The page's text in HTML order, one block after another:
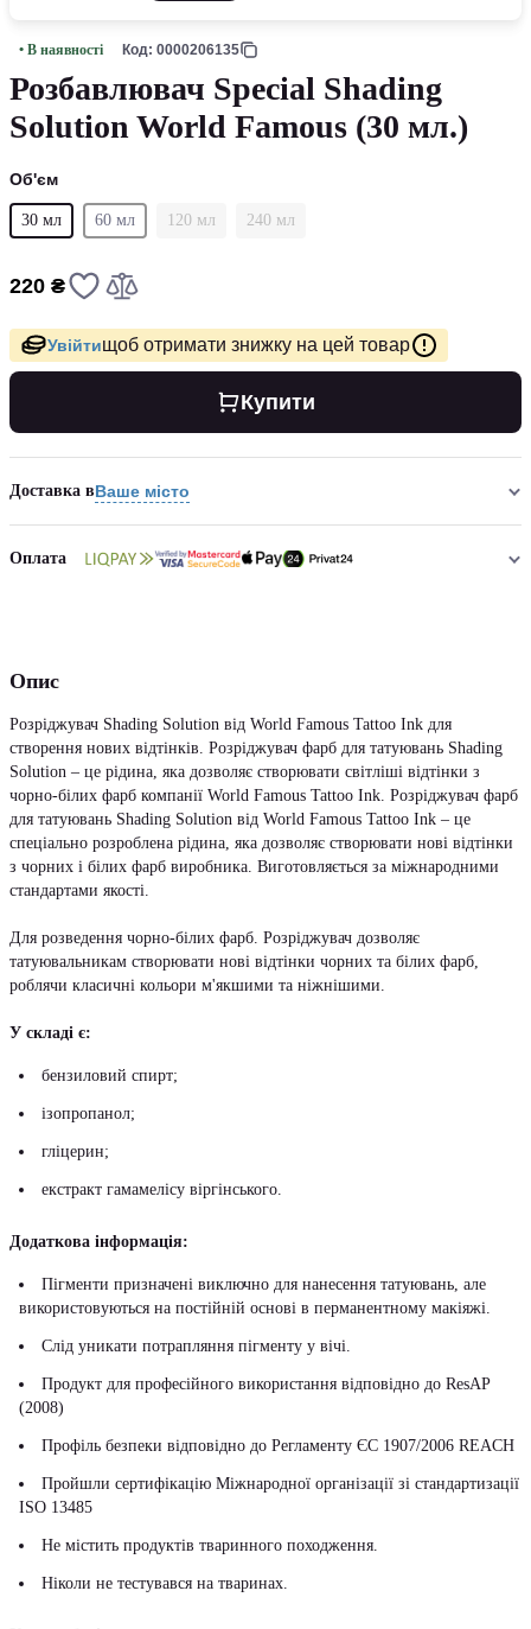
• В наявності Код: 0000206135
Розбавлювач Special Shading
Solution World Famous (30 мл.)
Об'єм
30 мл 60 мл 120 мл 240 мл
220 ₴
Увійтищоб отримати знижку на цей товар
Купити
Доставка вВаше місто
Оплата
Опис
Розріджувач Shading Solution від World Famous Tattoo Ink для
створення нових відтінків. Розріджувач фарб для татуювань Shading
Solution – це рідина, яка дозволяє створювати світліші відтінки з
чорно-білих фарб компанії World Famous Tattoo Ink. Розріджувач фарб
для татуювань Shading Solution від World Famous Tattoo Ink – це
спеціально розроблена рідина, яка дозволяє створювати нові відтінки
з чорних і білих фарб виробника. Виготовляється за міжнародними
стандартами якості.
Для розведення чорно-білих фарб. Розріджувач дозволяє
татуювальникам створювати нові відтінки чорних та білих фарб,
роблячи класичні кольори м'якшими та ніжнішими.
У складі є:
бензиловий спирт;
ізопропанол;
гліцерин;
екстракт гамамелісу віргінського.
Додаткова інформація:
Пігменти призначені виключно для нанесення татуювань, але
використовуються на постійній основі в перманентному макіяжі.
Слід уникати потрапляння пігменту у вічі.
Продукт для професійного використання відповідно до ResAP
(2008)
Профіль безпеки відповідно до Регламенту ЄС 1907/2006 REACH
Пройшли сертифікацію Міжнародної організації зі стандартизації
ISO 13485
Не містить продуктів тваринного походження.
Ніколи не тестувався на тваринах.